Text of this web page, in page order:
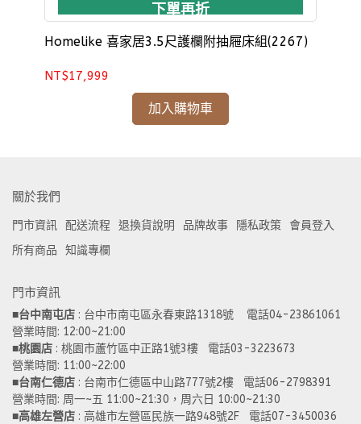
下單再折
Homelike 喜家居3.5尺護欄附抽屜床組(2267)
NT$17,999
加入購物車
關於我們
門市資訊 配送流程 退換貨說明 品牌故事 隱私政策
會員登入
所有商品
知識專欄
門市資訊
■台中南屯店 : 台中市南屯區永春東路1318號    電話04-23861061
營業時間: 12:00~21:00
■桃園店 : 桃園市蘆竹區中正路1號3樓   電話03-3223673
營業時間: 11:00~22:00
■台南仁德店 : 台南市仁德區中山路777號2樓   電話06-2798391
營業時間: 周一~五 11:00~21:30，周六日 10:00~21:30
■高雄左營店 : 高雄市左營區民族一路948號2F   電話07-3450036